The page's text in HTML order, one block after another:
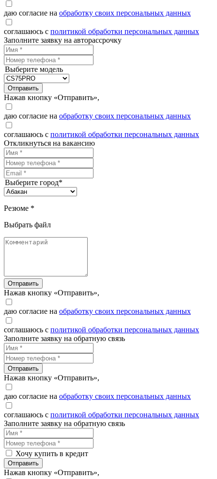
даю согласие на обработку своих персональных данных
соглашаюсь с политикой обработки персональных данных
Заполните заявку на авторассрочку
Выберите модель
Отправить
Нажав кнопку «Отправить»,
даю согласие на обработку своих персональных данных
соглашаюсь с политикой обработки персональных данных
Откликнуться на вакансию
Выберите город*
Резюме *
Выбрать файл
Отправить
Нажав кнопку «Отправить»,
даю согласие на обработку своих персональных данных
соглашаюсь с политикой обработки персональных данных
Заполните заявку на обратную связь
Отправить
Нажав кнопку «Отправить»,
даю согласие на обработку своих персональных данных
соглашаюсь с политикой обработки персональных данных
Заполните заявку на обратную связь
Хочу купить в кредит
Отправить
Нажав кнопку «Отправить»,